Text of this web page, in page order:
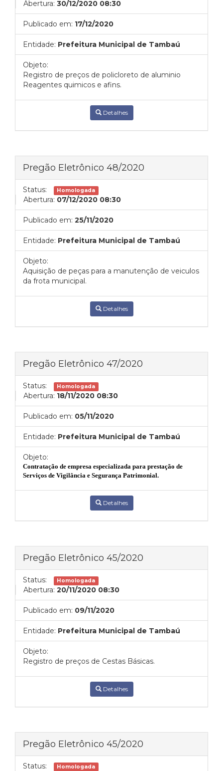
Abertura: 30/12/2020 08:30
Publicado em: 17/12/2020
Entidade: Prefeitura Municipal de Tambaú
Objeto:
Registro de preços de policloreto de aluminio
Reagentes quimicos e afins.
Detalhes
Pregão Eletrônico 48/2020
Status: Homologada
Abertura: 07/12/2020 08:30
Publicado em: 25/11/2020
Entidade: Prefeitura Municipal de Tambaú
Objeto:
Aquisição de peças para a manutenção de veiculos
da frota municipal.
Detalhes
Pregão Eletrônico 47/2020
Status: Homologada
Abertura: 18/11/2020 08:30
Publicado em: 05/11/2020
Entidade: Prefeitura Municipal de Tambaú
Objeto:
Contratação de empresa especializada para prestação de
Serviços de Vigilância e Segurança Patrimonial.
Detalhes
Pregão Eletrônico 45/2020
Status: Homologada
Abertura: 20/11/2020 08:30
Publicado em: 09/11/2020
Entidade: Prefeitura Municipal de Tambaú
Objeto:
Registro de preços de Cestas Básicas.
Detalhes
Pregão Eletrônico 45/2020
Status: Homologada